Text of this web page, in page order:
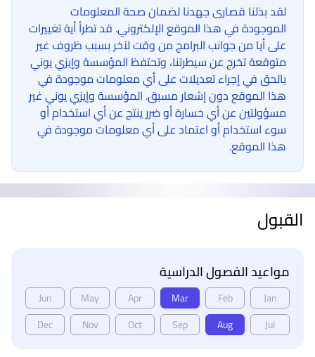
لقد بذلنا قصارى جهدنا لضمان صحة المعلومات
الموجودة في هذا الموقع الإلكتروني. قد تطرأ أية تغييرات
على أيا من جوانب البرامج من وقت لآخر بسبب ظروف غير
متوقعة تخرج عن سيطرتنا، وتحتفظ المؤسسة وإيزي يوني
بالحق في إجراء تعديلات على أي معلومات موجودة في
هذا الموقع دون إشعار مسبق. المؤسسة وإيزي يوني غير
مسؤولتين عن أي خسارة أو ضرر ينتج عن أي استخدام أو
سوء استخدام أو اعتماد على أي معلومات موجودة في
هذا الموقع.
القبول
مواعيد الفصول الدراسية
Jan
Feb
Mar
Apr
May
Jun
Jul
Aug
Sep
Oct
Nov
Dec